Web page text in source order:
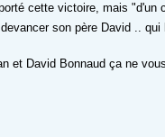
cette victoire, mais "d'un
son père David .. qui
et David Bonnaud ça ne